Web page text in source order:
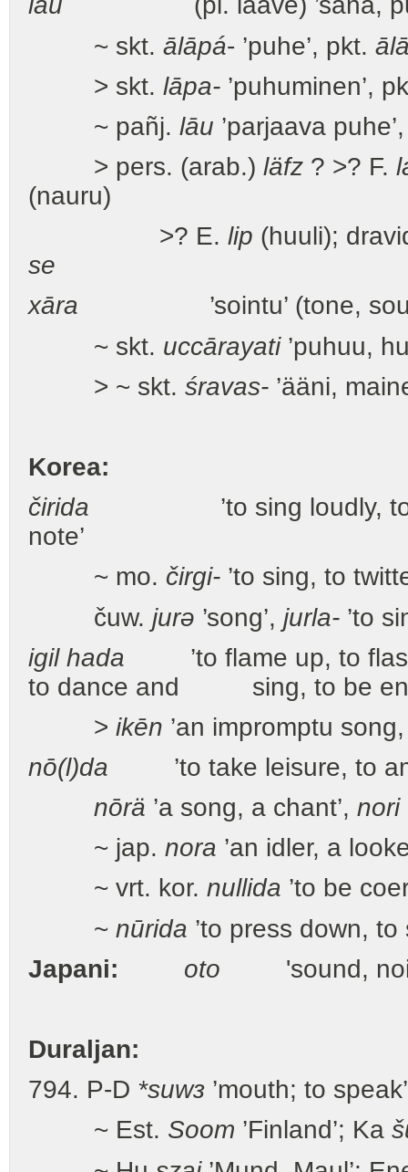
~ skt. ālāpá- ’puhe’, pkt.
> skt. lāpa- ’puhuminen’,
~ pañj. lāu ’parjaava
> pers. (arab.) läfz ? >? F.
(nauru)
>? E. lip (huuli);
se
xāra ’sointu’ (tone,
~ skt. uccārayati’puhuu,
> ~ skt. śravas- ’ääni,
Korea:
čirida ’to sing loudly, to
note’
~ mo. čirgi- ’to sing, to
čuw. jurə ’song’, jurla- ’to
igil hada ’to flame up, to
to dance and sing, to be
> ikēn ’an impromptu
nō(l)da ’to take leisure, to
nōrä ’a song, a chant’, nori
~ jap. nora ’an idler, a
~ vrt. kor. nullida ’to be
~ nūrida ’to press down,
Japani:
oto 'sound,
Duraljan:
794. P-D *suwз ’mouth; to
~ Est. Soom ’Finland’; Ka